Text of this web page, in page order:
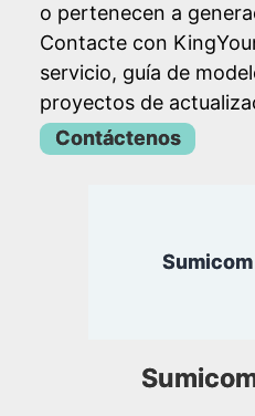
o pertenecen a
Contacte con
servicio, guía de
proyectos de
Contáctenos